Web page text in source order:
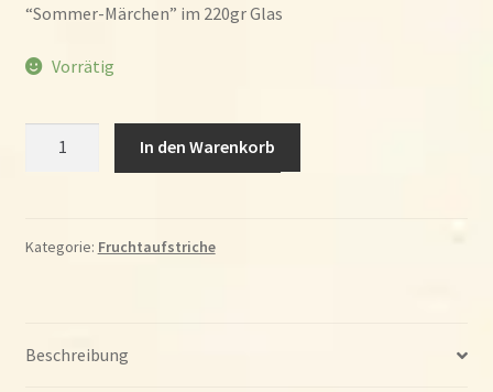
“Sommer-Märchen” im 220gr Glas
Vorrätig
Menge
In den Warenkorb
Kategorie: Fruchtaufstriche
Beschreibung